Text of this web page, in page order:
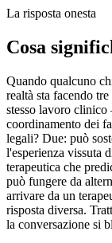
La risposta onesta
Cosa
Quando qualcuno
realtà sta facendo
stesso lavoro
coordinamento dei
legali? Due: può
l'esperienza vissuta
terapeutica che
può fungere da
arrivare da un
risposta diversa.
la conversazione si